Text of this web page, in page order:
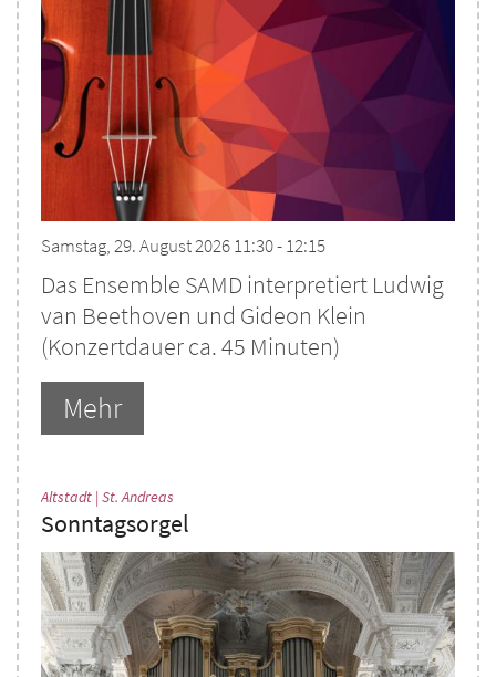
Samstag, 29. August 2026 11:30 - 12:15
Das Ensemble SAMD interpretiert Ludwig
van Beethoven und Gideon Klein
(Konzertdauer ca. 45 Minuten)
Mehr
Altstadt | St. Andreas
Sonntagsorgel